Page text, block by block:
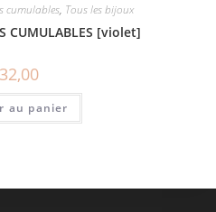
cumulables, Tous les bijoux
CUMULABLES [violet]
32,00
au panier